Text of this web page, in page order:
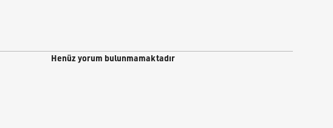
Henüz yorum bulunmamaktadır